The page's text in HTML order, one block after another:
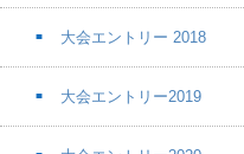
大会エントリー 2018
大会エントリー2019